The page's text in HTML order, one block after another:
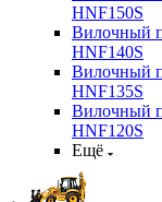
HNF150S
Вилочный
HNF140S
Вилочный
HNF135S
Вилочный
HNF120S
Ещё